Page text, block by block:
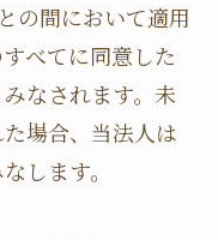
の間において適用
べてに同意した
なされます。未
場合、当法人は
します。